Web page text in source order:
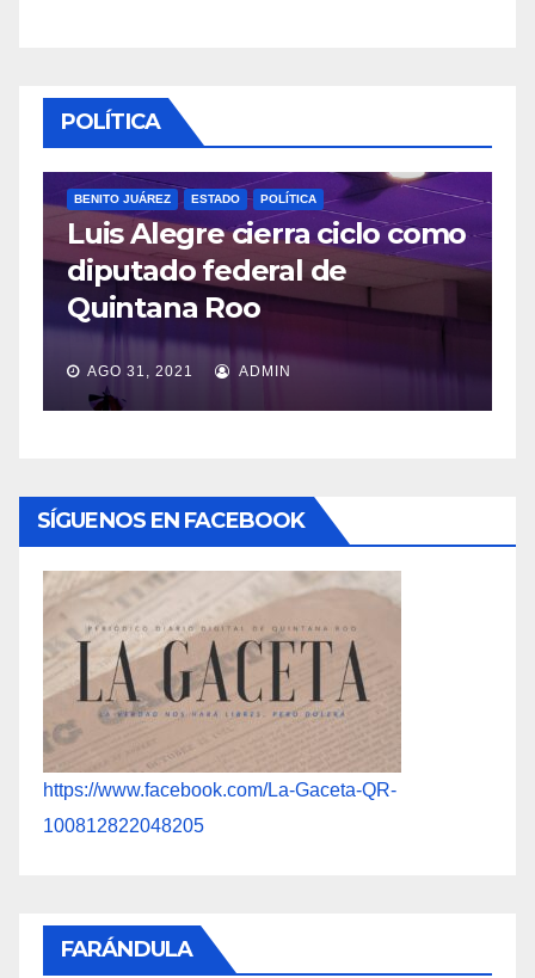
POLÍTICA
BENITO JUÁREZ ESTADO POLÍTICA
Luis Alegre cierra ciclo como
diputado federal de
Quintana Roo
AGO 31, 2021 ADMIN
SÍGUENOS EN FACEBOOK
https://www.facebook.com/La-Gaceta-QR-
100812822048205
FARÁNDULA